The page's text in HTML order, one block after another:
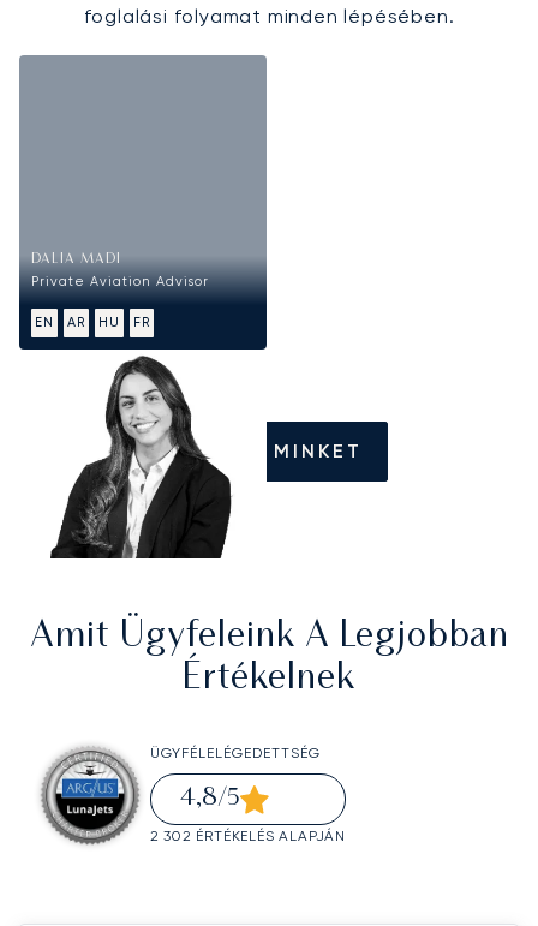
foglalási folyamat minden lépésében.
DALIA MADI
Private Aviation Advisor
EN AR HU FR
HÍVJON MINKET
Amit Ügyfeleink A Legjobban
Értékelnek
ÜGYFÉLELÉGEDETTSÉG
4,8/5
2 302 ÉRTÉKELÉS ALAPJÁN